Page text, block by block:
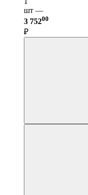
шт —
3 75200
₽